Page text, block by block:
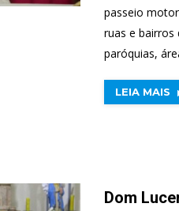
passeio
ruas e bairros
paróquias,
LEIA MAIS
Dom